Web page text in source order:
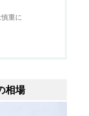
重に
相場